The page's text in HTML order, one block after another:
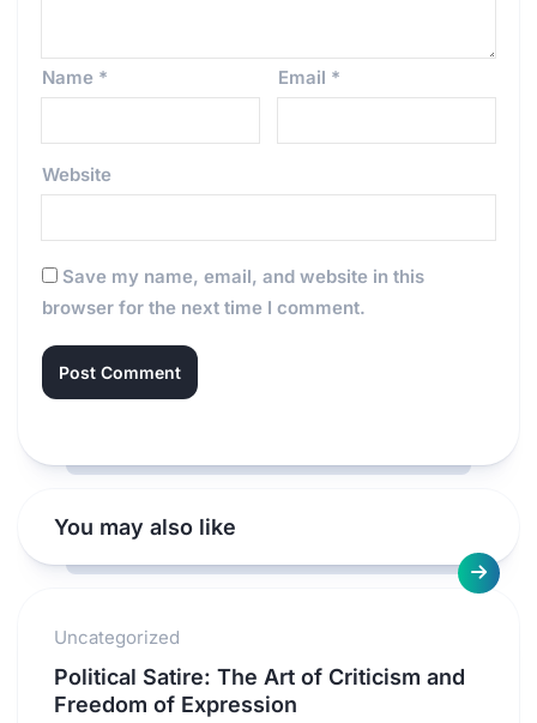
Name * Email *
Website
Save my name, email, and website in this
browser for the next time I comment.
You may also like
Uncategorized
Political Satire: The Art of Criticism and
Freedom of Expression